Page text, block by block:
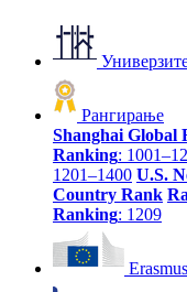
Рангирање
Shanghai Global
Ranking:
1201–1400 U.S.
Country Rank
Ranking: 1209